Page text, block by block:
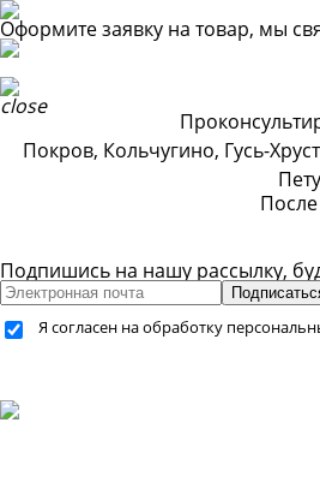
Оформите заявку на товар, мы
Покров, Кольчугино, Гусь-
Подпишись на нашу рассылку,
Я согласен на обработку